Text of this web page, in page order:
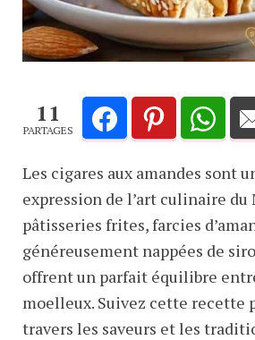
11
PARTAGES
Les cigares aux amandes sont
expression de l’art culinaire du
pâtisseries frites, farcies
généreusement nappées de
offrent un parfait équilibre
moelleux. Suivez cette recette
travers les saveurs et les